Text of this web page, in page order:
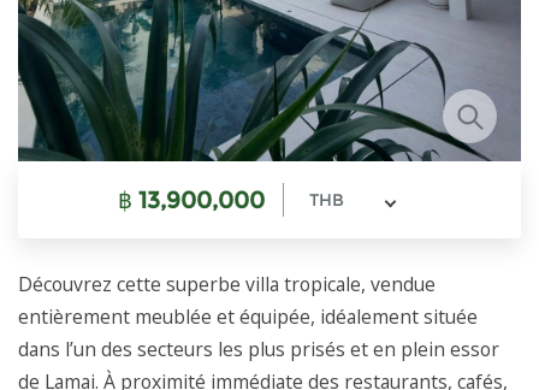
฿ 13,900,000 THB
Découvrez cette superbe villa tropicale, vendue
entièrement meublée et équipée, idéalement située
dans l’un des secteurs les plus prisés et en plein essor
de Lamai. À proximité immédiate des restaurants, cafés,